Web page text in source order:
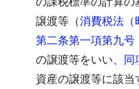
譲渡等（消費税法（
第二条第一項第九号
の譲渡等をいい、 同
資産の譲渡等に該当